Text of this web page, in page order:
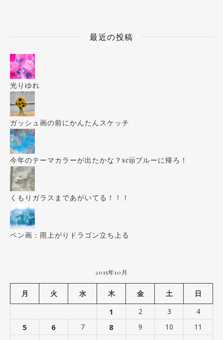
最近の投稿
光りゆれ
ガッシュ画の前にかんたんスケッチ
今年のテーマカラーが出たかな？seijiブルーに帰ろ！
くもりガラスまであがいてる！！！
ペン画：雨上がりドラゴン立ち上る
2015年10月
月 火 水 木 金 土 日
1 2 3 4
5 6 7 8 9 10 11